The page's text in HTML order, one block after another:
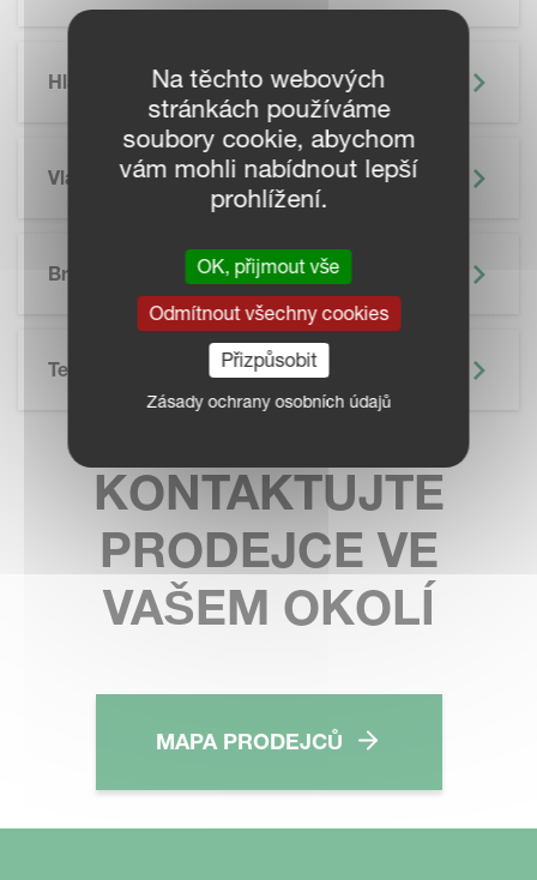
Hlavní Výhody
Vlastnosti
Brožura
Technické Údaje
KONTAKTUJTE
PRODEJCE VE
VAŠEM OKOLÍ
MAPA PRODEJCŮ
Na těchto webových
stránkách používáme
soubory cookie, abychom
vám mohli nabídnout lepší
prohlížení.
OK, přijmout vše
Odmítnout všechny cookies
Přizpůsobit
Zásady ochrany osobních údajů